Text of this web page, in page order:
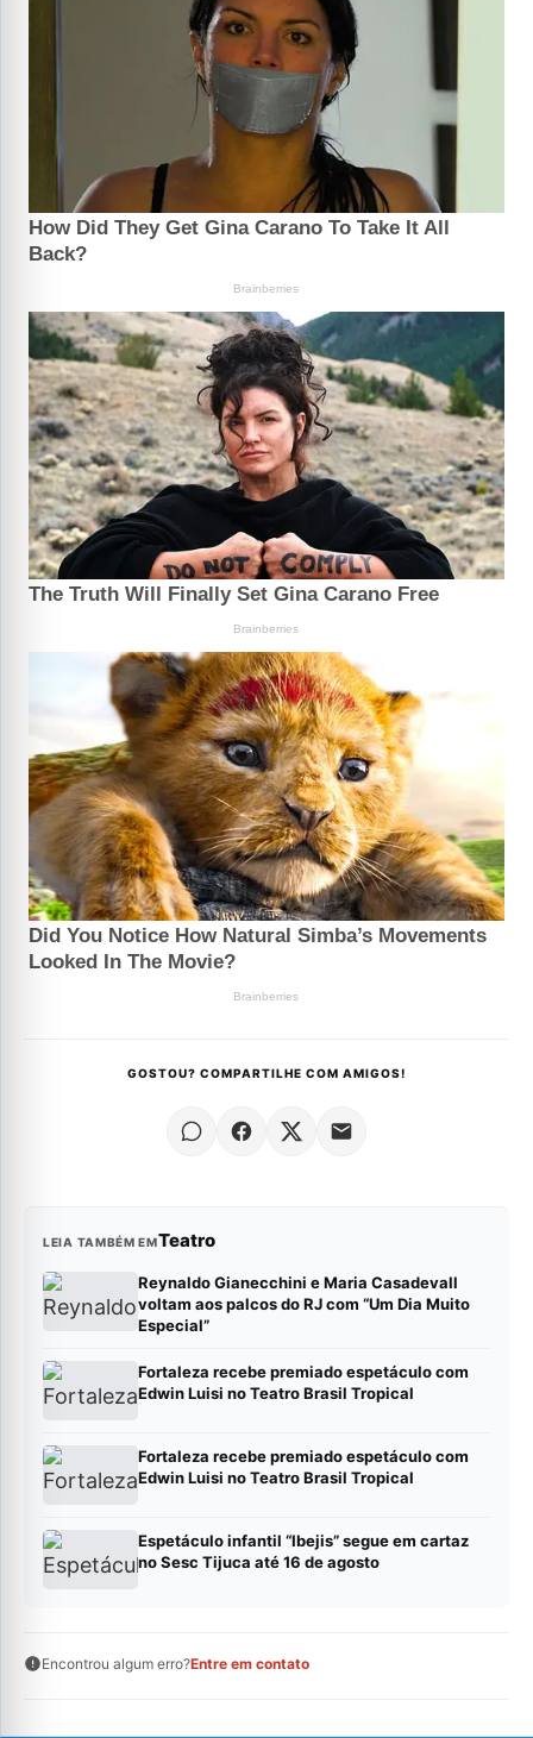
GOSTOU? COMPARTILHE COM AMIGOS!
LEIA TAMBÉM EMTeatro
Reynaldo Gianecchini e Maria Casadevall
voltam aos palcos do RJ com “Um Dia Muito
Especial”
Fortaleza recebe premiado espetáculo com
Edwin Luisi no Teatro Brasil Tropical
Fortaleza recebe premiado espetáculo com
Edwin Luisi no Teatro Brasil Tropical
Espetáculo infantil “Ibejis” segue em cartaz
no Sesc Tijuca até 16 de agosto
Encontrou algum erro?Entre em contato